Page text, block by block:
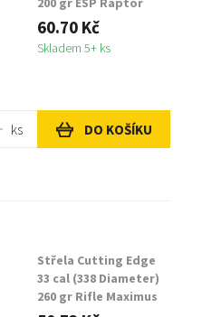
60.70 Kč
Skladem 5+ ks
ks DO KOŠÍKU
Střela Cutting Edge
33 cal (338 Diameter)
260 gr Rifle Maximus